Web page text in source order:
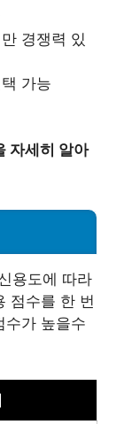
경쟁력 있
가능
자세히 알아
용도에 따라
점수를 한 번
수가 높을수